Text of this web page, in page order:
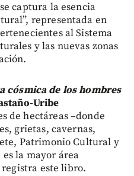
captura la esencia
representada en
al Sistema
y las nuevas zonas
cósmica de los hombres
Uribe
de hectáreas –donde
grietas, cavernas,
Patrimonio Cultural y
la mayor área
este libro.